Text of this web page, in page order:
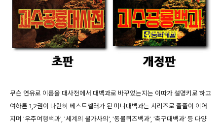
무슨 연유로 이름을 대사전에서 대백과로 바꾸었는지는 이따가 설명키로 하고
여하튼 1,2권이 나란히 베스트셀러가 된 미니대백과는 시리즈로 줄줄이 이어
지며 '우주여행백과', '세계의 불가사의', '동물퀴즈백과', '축구대백과' 등 다양